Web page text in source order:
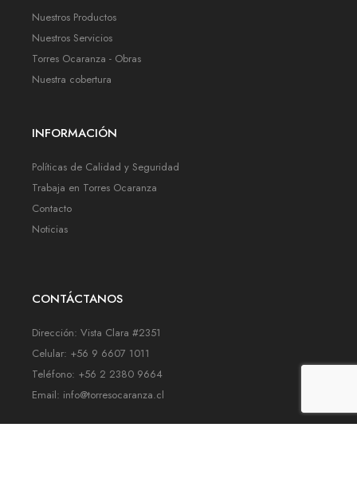
Nuestros Productos
Nuestros Servicios
Torres Ocaranza - Obras
Nuestra cobertura
INFORMACIÓN
Políticas de Calidad y Seguridad
Trabaja en Torres Ocaranza
Contacto
Noticias
CONTÁCTANOS
Dirección: Vista Clara #2351
Celular: +56 9 6607 1011
Teléfono: +56 2 2380 9664
Email: info@torresocaranza.cl